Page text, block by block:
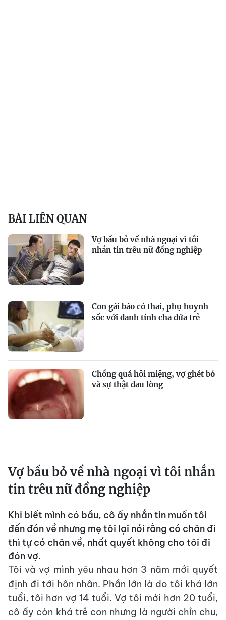
BÀI LIÊN QUAN
Vợ bầu bỏ về nhà ngoại vì tôi
nhắn tin trêu nữ đồng nghiệp
Con gái báo có thai, phụ huynh
sốc với danh tính cha đứa trẻ
Chồng quá hôi miệng, vợ ghét bỏ
và sự thật đau lòng
Vợ bầu bỏ về nhà ngoại vì tôi nhắn
tin trêu nữ đồng nghiệp
Khi biết mình có bầu, cô ấy nhắn tin muốn tôi
đến đón về nhưng mẹ tôi lại nói rằng có chân đi
thì tự có chân về, nhất quyết không cho tôi đi
đón vợ.
Tôi và vợ mình yêu nhau hơn 3 năm mới quyết
định đi tới hôn nhân. Phần lớn là do tôi khá lớn
tuổi, tôi hơn vợ 14 tuổi. Vợ tôi mới hơn 20 tuổi,
cô ấy còn khá trẻ con nhưng là người chỉn chu,